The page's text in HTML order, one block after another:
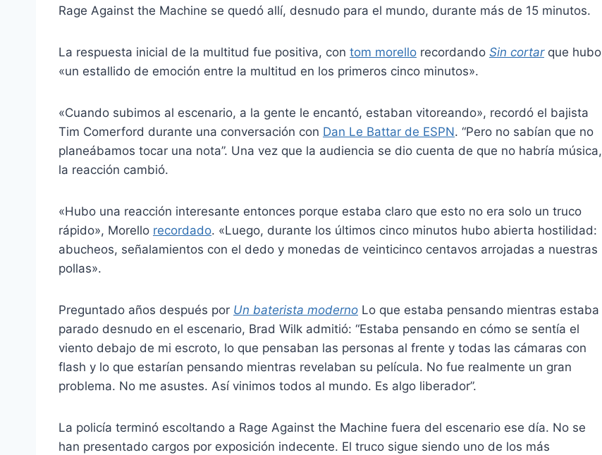
Rage Against the Machine se quedó allí, desnudo para el mundo, durante más de 15 minutos.
La respuesta inicial de la multitud fue positiva, con tom morello recordando Sin cortarque hubo
«un estallido de emoción entre la multitud en los primeros cinco minutos».
«Cuando subimos al escenario, a la gente le encantó, estaban vitoreando», recordó el bajista
Tim Comerford durante una conversación con Dan Le Battar de ESPN. “Pero no sabían que no
planeábamos tocar una nota”. Una vez que la audiencia se dio cuenta de que no habría música,
la reacción cambió.
«Hubo una reacción interesante entonces porque estaba claro que esto no era solo un truco
rápido», Morello recordado. «Luego, durante los últimos cinco minutos hubo abierta hostilidad:
abucheos, señalamientos con el dedo y monedas de veinticinco centavos arrojadas a nuestras
pollas».
Preguntado años después por Un baterista moderno Lo que estaba pensando mientras estaba
parado desnudo en el escenario, Brad Wilk admitió: “Estaba pensando en cómo se sentía el
viento debajo de mi escroto, lo que pensaban las personas al frente y todas las cámaras con
flash y lo que estarían pensando mientras revelaban su película. No fue realmente un gran
problema. No me asustes. Así vinimos todos al mundo. Es algo liberador”.
La policía terminó escoltando a Rage Against the Machine fuera del escenario ese día. No se
han presentado cargos por exposición indecente. El truco sigue siendo uno de los más